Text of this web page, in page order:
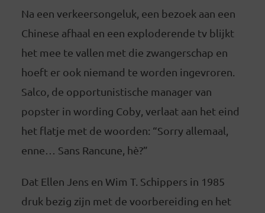
Na een verkeersongeluk, een bezoek aan een
Chinese afhaal en een exploderende tv blijkt
het mee te vallen met die zwangerschap en
hoeft er ook niemand te worden ingevroren.
Salco, de opportunistische manager van
popster in wording Coby, verlaat aan het eind
het flatje met de woorden: “Sorry allemaal,
enne… Sans Rancune, hè?”
Dat Ellen Jens en Wim T. Schippers in 1985
druk bezig zijn met de voorbereiding en het